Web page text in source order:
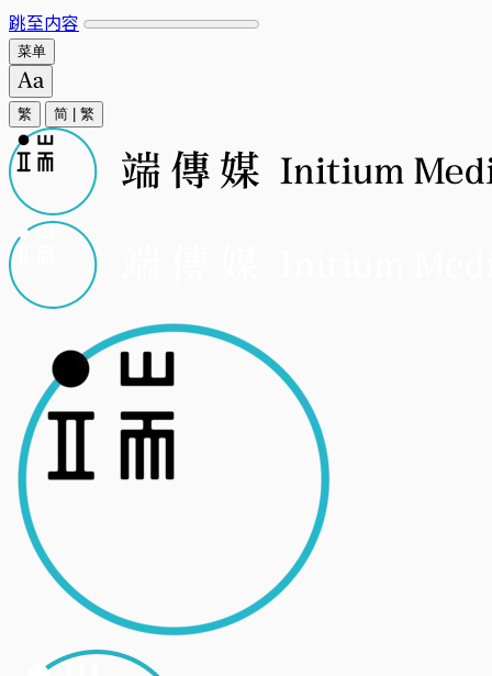
跳至内容
菜单
繁 简 繁